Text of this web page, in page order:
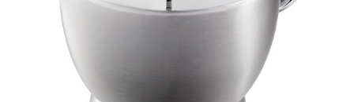
0 i butikk